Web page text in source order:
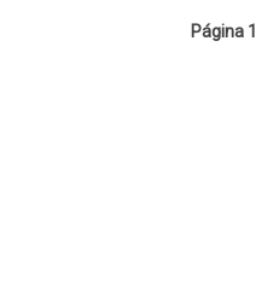
PaginaçãoPágina 1